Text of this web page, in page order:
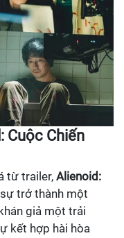
Cuộc Chiến
từ trailer,Alienoid:
trở thành một
giả một trải
kết hợp hài hòa